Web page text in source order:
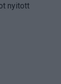
nyitott